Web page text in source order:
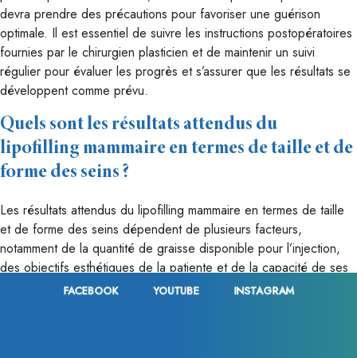
devra prendre des précautions pour favoriser une guérison
optimale. Il est essentiel de suivre les instructions postopératoires
fournies par le chirurgien plasticien et de maintenir un suivi
régulier pour évaluer les progrès et s’assurer que les résultats se
développent comme prévu.
Quels sont les résultats attendus du
lipofilling mammaire en termes de taille et de
forme des seins ?
Les résultats attendus du lipofilling mammaire en termes de taille
et de forme des seins dépendent de plusieurs facteurs,
notamment de la quantité de graisse disponible pour l’injection,
des objectifs esthétiques de la patiente et de la capacité de ses
tissus mammaires à accueillir la graisse. Voici ce à quoi les
FACEBOOK YOUTUBE INSTAGRAM